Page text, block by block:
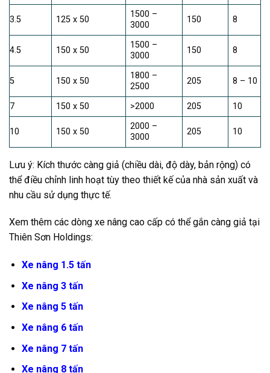
3.5 125 x 50
1500 –
3000
150 8
4.5 150 x 50
1500 –
3000
150 8
5 150 x 50
1800 –
2500
205 8 – 10
7 150 x 50 >2000 205 10
10 150 x 50
2000 –
3000
205 10
Lưu ý: Kích thước càng giả (chiều dài, độ dày, bản rộng) có
thể điều chỉnh linh hoạt tùy theo thiết kế của nhà sản xuất và
nhu cầu sử dụng thực tế.
Xem thêm các dòng xe nâng cao cấp có thể gắn càng giả tại
Thiên Sơn Holdings:
Xe nâng 1.5 tấn
Xe nâng 3 tấn
Xe nâng 5 tấn
Xe nâng 6 tấn
Xe nâng 7 tấn
Xe nâng 8 tấn